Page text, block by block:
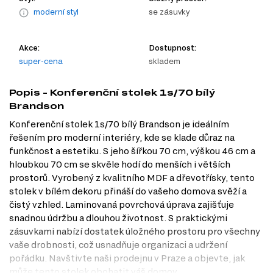
moderní styl
se zásuvky
Akce:
super-cena
Dostupnost:
skladem
Popis - Konferenční stolek 1s/70 bílý
Brandson
Konferenční stolek 1s/70 bílý Brandson je ideálním
řešením pro moderní interiéry, kde se klade důraz na
funkčnost a estetiku. S jeho šířkou 70 cm, výškou 46 cm a
hloubkou 70 cm se skvěle hodí do menších i větších
prostorů. Vyrobený z kvalitního MDF a dřevotřísky, tento
stolek v bílém dekoru přináší do vašeho domova svěží a
čistý vzhled. Laminovaná povrchová úprava zajišťuje
snadnou údržbu a dlouhou životnost. S praktickými
zásuvkami nabízí dostatek úložného prostoru pro všechny
vaše drobnosti, což usnadňuje organizaci a udržení
pořádku. Navštivte naši prodejnu v Praze a objevte, jak